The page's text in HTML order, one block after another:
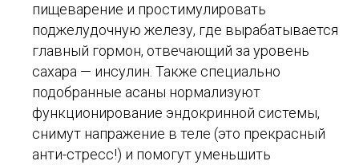
пищеварение и простимулировать
поджелудочную железу, где вырабатывается
главный гормон, отвечающий за уровень
сахара — инсулин. Также специально
подобранные асаны нормализуют
функционирование эндокринной системы,
снимут напражение в теле (это прекрасный
анти-стресс!) и помогут уменьшить